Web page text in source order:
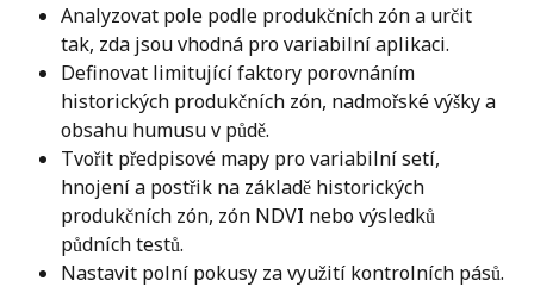
Analyzovat pole podle produkčních zón a určit
tak, zda jsou vhodná pro variabilní aplikaci.
Definovat limitující faktory porovnáním
historických produkčních zón, nadmořské výšky a
obsahu humusu v půdě.
Tvořit předpisové mapy pro variabilní setí,
hnojení a postřik na základě historických
produkčních zón, zón NDVI nebo výsledků
půdních testů.
Nastavit polní pokusy za využití kontrolních pásů.